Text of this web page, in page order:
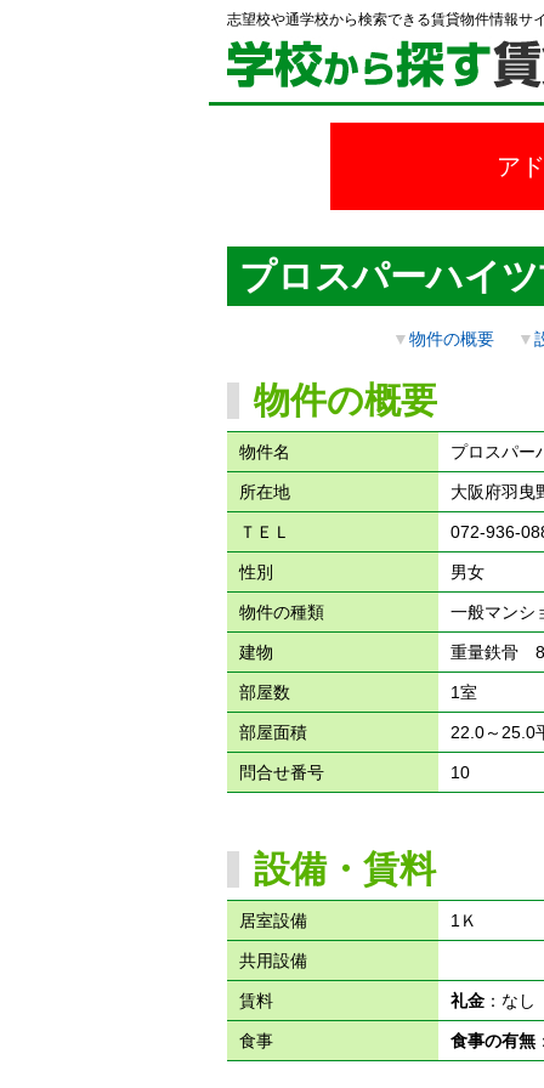
志望校や通学校から検索できる賃貸物件情報サ
ア
プロスパーハイ
▼物件の概要 ▼
物件の概要
物件名 プロスパー
所在地 大阪府羽曳
ＴＥＬ 072-936-
性別 男女
物件の種類 一般マンシ
建物 重量鉄骨
部屋数 1室
部屋面積 22.0～25.0
問合せ番号 10
設備・賃料
居室設備 1Ｋ
共用設備
賃料 礼金：な
食事 食事の有無